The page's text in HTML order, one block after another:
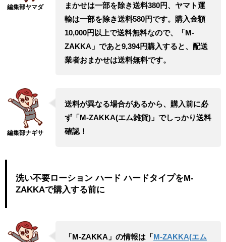
まかせは一部を除き送料380円、ヤマト運
輸は一部を除き送料580円です。購入金額
10,000円以上で送料無料なので、「M-
ZAKKA」であと9,394円購入すると、配送
業者おまかせは送料無料です。
送料が異なる場合があるから、購入前に必
ず「M-ZAKKA(エム雑貨)」でしっかり送料
確認！
洗い不要ローション ハード ハードタイプをM-
ZAKKAで購入する前に
「M-ZAKKA」の情報は「M-ZAKKA(エム